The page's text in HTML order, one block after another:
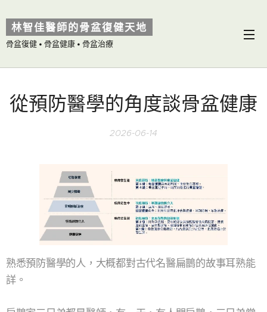
林智佳醫師的骨盆復健天地
骨盆復健 • 骨盆健康 • 骨盆治療
從預防醫學的角度談骨盆健康
2026-06-14
熟悉預防醫學的人，大概都對古代名醫扁鵲的故事耳熟能
詳。